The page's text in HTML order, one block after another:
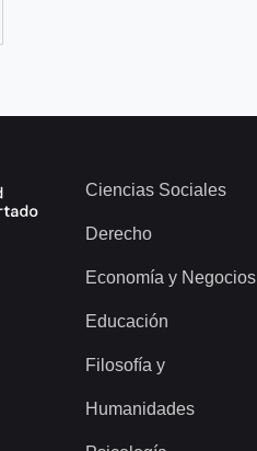
Ciencias Sociales
Derecho
Economía y Negocios
Educación
Filosofía y
Humanidades